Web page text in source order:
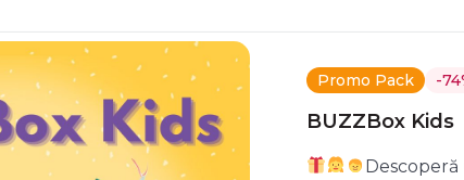
Promo Pack -
BUZZBox Kids